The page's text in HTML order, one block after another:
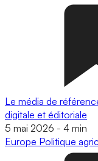
Le média de
digitale et éditoriale
5 mai 2026 - 4 min
Europe Politique